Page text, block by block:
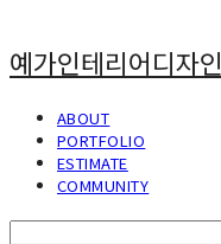
예가인테리어디자인
ABOUT
PORTFOLIO
ESTIMATE
COMMUNITY